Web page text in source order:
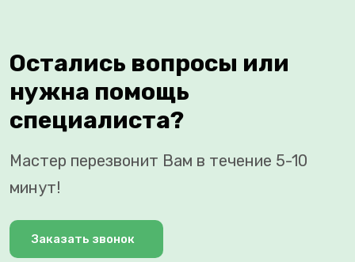
Остались вопросы или
нужна помощь
специалиста?
Мастер перезвонит Вам в течение 5-10
минут!
Заказать звонок